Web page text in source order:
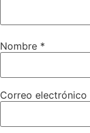
Nombre *
Correo electrónico